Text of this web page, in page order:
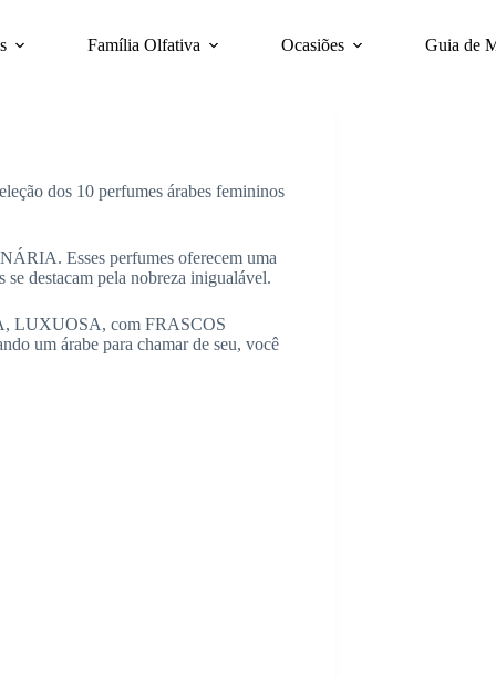
Família Olfativa Ocasiões Guia de
dos 10 perfumes árabes femininos
Esses perfumes oferecem uma
destacam pela nobreza inigualável.
LUXUOSA, com FRASCOS
um árabe para chamar de seu, você